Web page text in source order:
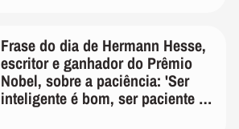
Frase do dia de Hermann Hesse,
escritor e ganhador do Prêmio
Nobel, sobre a paciência: 'Ser
inteligente é bom, ser paciente é